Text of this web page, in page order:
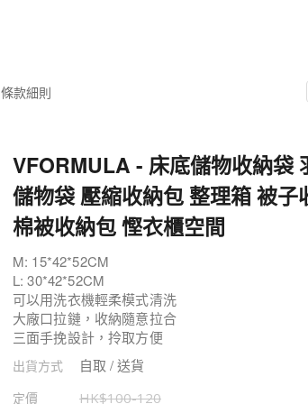
條款細則
VFORMULA - 床底儲物收納袋
儲物袋 壓縮收納包 整理箱 被子
棉被收納包 慳衣櫃空間
M: 15*42*52CM
L: 30*42*52CM
可以用洗衣機輕柔模式清洗
大廠口拉鏈，收納隨意拉合
三面手挽設計，拎取方便
出貨方式 自取 / 送貨
定價 HK$100-120